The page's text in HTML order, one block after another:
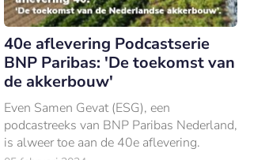
40e aflevering Podcastserie
BNP Paribas: 'De toekomst van
de akkerbouw'
Even Samen Gevat (ESG), een
podcastreeks van BNP Paribas Nederland,
is alweer toe aan de 40e aflevering.